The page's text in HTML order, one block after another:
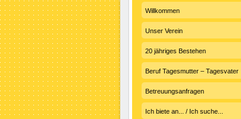
Willkommen
Unser Verein
20 jähriges Bestehen
Beruf Tagesmutter – Tagesvater
Betreuungsanfragen
Ich biete an... / Ich suche...